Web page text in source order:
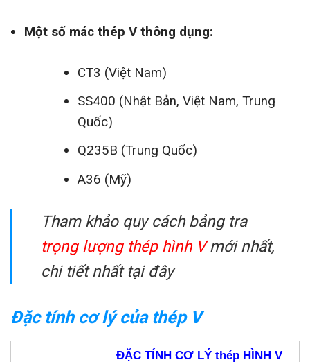
Một số mác thép V thông dụng:
CT3 (Việt Nam)
SS400 (Nhật Bản, Việt Nam, Trung
Quốc)
Q235B (Trung Quốc)
A36 (Mỹ)
Tham khảo quy cách bảng tra
trọng lượng thép hình Vmới nhất,
chi tiết nhất tại đây
Đặc tính cơ lý của thép V
ĐẶC TÍNH CƠ LÝ thép HÌNH V